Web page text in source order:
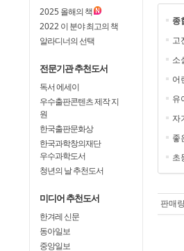
2025올해의 책
2022이 분야 최고의 책
알라디너의 선택
전문기관 추천도서
독서 에세이
우수출판콘텐츠 제작 지
원
한국출판문화상
한국과학창의재단
우수과학도서
청년의 날 추천도서
미디어 추천도서
한겨레 신문
동아일보
중앙일보
종
고
소
어
유
자
좋
초
판매